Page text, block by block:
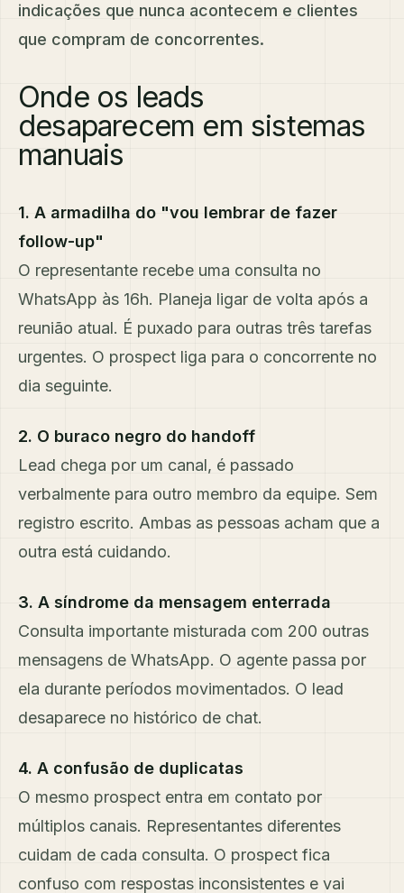
indicações que nunca acontecem e clientes
que compram de concorrentes.
Onde os leads
desaparecem em sistemas
manuais
1. A armadilha do "vou lembrar de fazer
follow-up"
O representante recebe uma consulta no
WhatsApp às 16h. Planeja ligar de volta após a
reunião atual. É puxado para outras três tarefas
urgentes. O prospect liga para o concorrente no
dia seguinte.
2. O buraco negro do handoff
Lead chega por um canal, é passado
verbalmente para outro membro da equipe. Sem
registro escrito. Ambas as pessoas acham que a
outra está cuidando.
3. A síndrome da mensagem enterrada
Consulta importante misturada com 200 outras
mensagens de WhatsApp. O agente passa por
ela durante períodos movimentados. O lead
desaparece no histórico de chat.
4. A confusão de duplicatas
O mesmo prospect entra em contato por
múltiplos canais. Representantes diferentes
cuidam de cada consulta. O prospect fica
confuso com respostas inconsistentes e vai